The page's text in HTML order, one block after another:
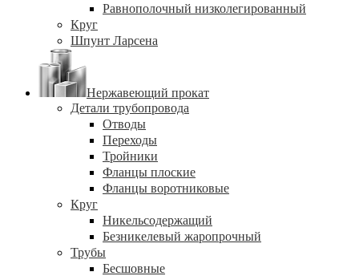
Равнополочный низколегированный
Круг
Шпунт Ларсена
Нержавеющий прокат
Детали трубопровода
Отводы
Переходы
Тройники
Фланцы плоские
Фланцы воротниковые
Круг
Никельсодержащий
Безникелевый жаропрочный
Трубы
Бесшовные